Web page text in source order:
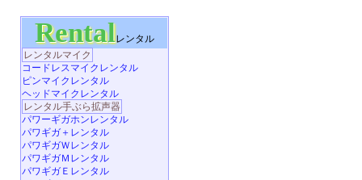
Rentalレンタル
レンタルマイク
コードレスマイクレンタル
ピンマイクレンタル
ヘッドマイクレンタル
レンタル手ぶら拡声器
パワーギガホンレンタル
パワギガ＋レンタル
パワギガＷレンタル
パワギガＭレンタル
パワギガＥレンタル